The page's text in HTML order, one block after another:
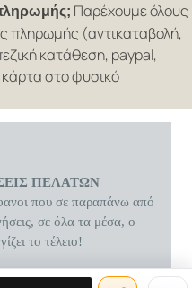
πληρωμής; Παρέχουμε όλους
πληρωμής (αντικαταβολή,
κατάθεση, paypal,
στο φυσικό
ΠΕΛΑΤΩΝ
που σε παραπάνω από
σε όλα τα μέσα, ο
το τέλειο!